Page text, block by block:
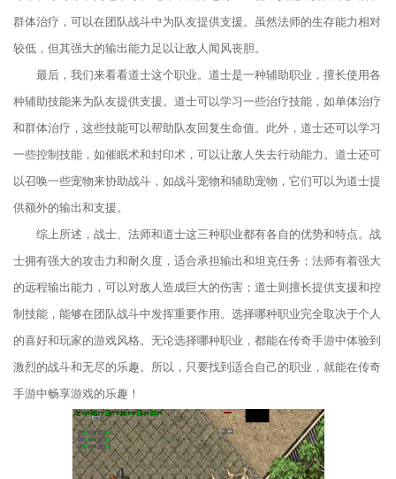
群体治疗，可以在团队战斗中为队友提供支援。虽然法师的生存能力相对
较低，但其强大的输出能力足以让敌人闻风丧胆。
最后，我们来看看道士这个职业。道士是一种辅助职业，擅长使用各
种辅助技能来为队友提供支援。道士可以学习一些治疗技能，如单体治疗
和群体治疗，这些技能可以帮助队友回复生命值。此外，道士还可以学习
一些控制技能，如催眠术和封印术，可以让敌人失去行动能力。道士还可
以召唤一些宠物来协助战斗，如战斗宠物和辅助宠物，它们可以为道士提
供额外的输出和支援。
综上所述，战士、法师和道士这三种职业都有各自的优势和特点。战
士拥有强大的攻击力和耐久度，适合承担输出和坦克任务；法师有着强大
的远程输出能力，可以对敌人造成巨大的伤害；道士则擅长提供支援和控
制技能，能够在团队战斗中发挥重要作用。选择哪种职业完全取决于个人
的喜好和玩家的游戏风格。无论选择哪种职业，都能在传奇手游中体验到
激烈的战斗和无尽的乐趣。所以，只要找到适合自己的职业，就能在传奇
手游中畅享游戏的乐趣！